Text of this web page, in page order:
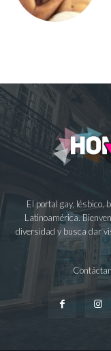
El portal gay, lésbico,
Latinoamérica.
diversidad y busca dar